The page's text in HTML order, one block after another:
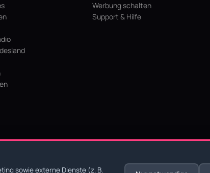
Werbung schalten
Support & Hilfe
sowie externe Dienste (z. B.